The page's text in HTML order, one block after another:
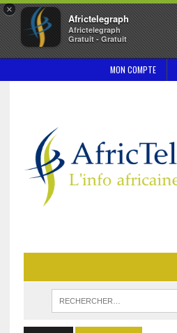
×
Africtelegraph
Africtelegraph
Gratuit - Gratuit
MON COMPTE